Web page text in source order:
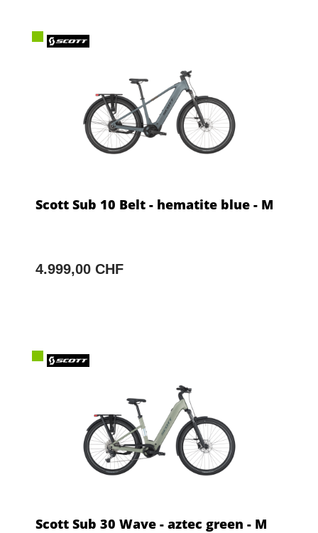
Scott Sub 10 Belt - hematite blue - M
4.999,00 CHF
Scott Sub 30 Wave - aztec green - M